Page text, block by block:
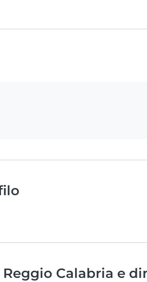
Calabria e